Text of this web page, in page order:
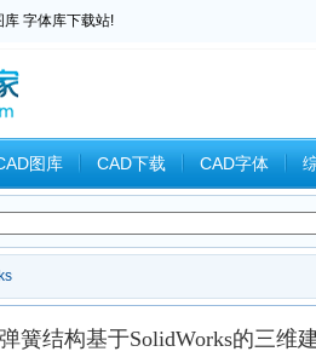
字体库下载站!
图库 CAD下载 CAD字体
CAXA教程 中望CAD Catia教
簧结构基于SolidWorks的三维